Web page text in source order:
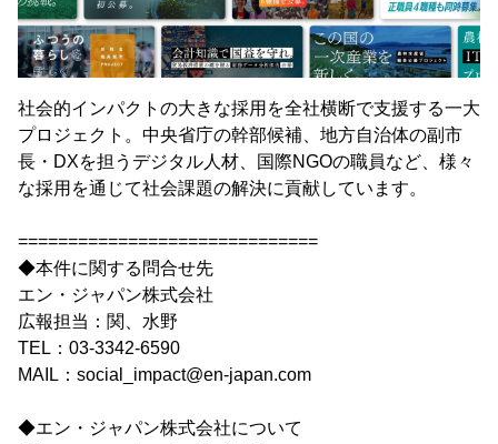
社会的インパクトの大きな採用を全社横断で支援する一大
プロジェクト。中央省庁の幹部候補、地方自治体の副市
長・DXを担うデジタル人材、国際NGOの職員など、様々
な採用を通じて社会課題の解決に貢献しています。
==============================
◆本件に関する問合せ先
エン・ジャパン株式会社
広報担当：関、水野
TEL：03-3342-6590
MAIL：social_impact@en-japan.com
◆エン・ジャパン株式会社について